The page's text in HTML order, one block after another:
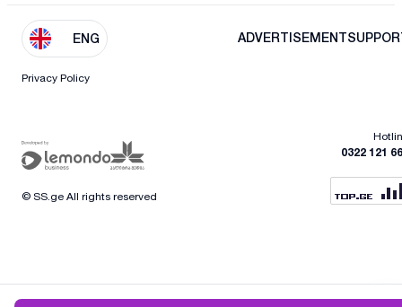
ENG ADVERTISEMENT
Privacy Policy
0322 121
© SS.ge All rights reserved